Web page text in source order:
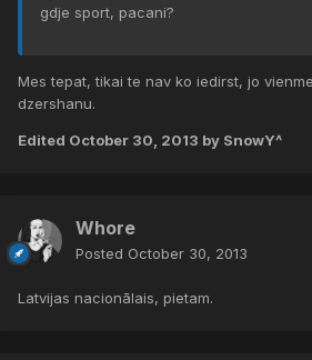
gdje sport, pacani?
Mes tepat, tikai te nav ko iedirst, jo
dzershanu.
Edited October 30, 2013 by SnowY^
Whore
Posted October 30, 2013
Latvijas nacionālais, pietam.